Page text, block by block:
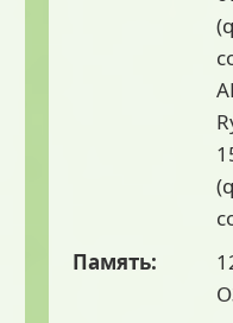
Память: